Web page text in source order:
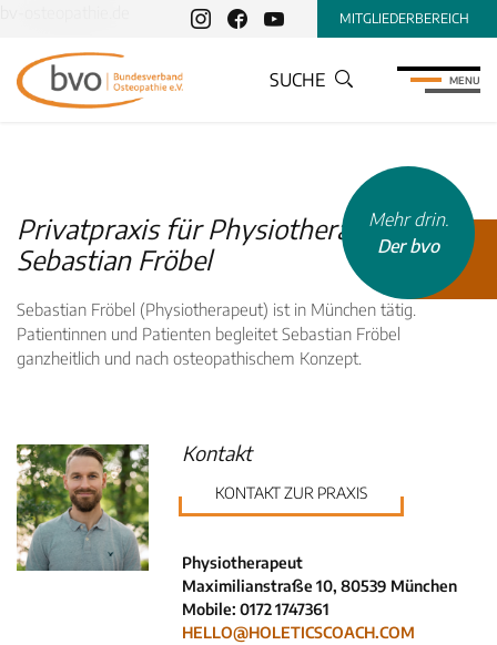
MITGLIEDERBEREICH
SUCHE MENU
Privatpraxis für Physiotherapie,
Sebastian Fröbel
Sebastian Fröbel (Physiotherapeut) ist in München tätig.
Patientinnen und Patienten begleitet Sebastian Fröbel
ganzheitlich und nach osteopathischem Konzept.
Kontakt
KONTAKT ZUR PRAXIS
Physiotherapeut
Maximilianstraße 10, 80539 München
Mobile: 0172 1747361
HELLO@HOLETICSCOACH.COM
Mehr drin.
Der bvo
Schulen
Krankenkassen
Neuigkeiten
Kleinanzeigen
Veranstaltungen